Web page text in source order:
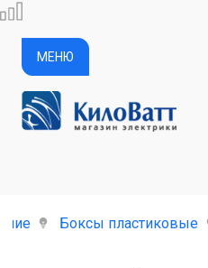
МЕНЮ
Боксы пластиковые